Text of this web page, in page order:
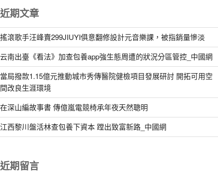
近期文章
搖滾歌手汪峰賣299JIUYI俱意翻修設計元音樂課，被指銷量慘淡
云南出臺《看法》加查包養app強生態周遭的狀況分區管控_中國網
當局撥款1.15億元推動城市秀傳醫院健檢項目發展研討 開拓可用空
間改良生涯環境
在深山編故事書 傳億嵐電競椅承年夜天然聰明
江西黎川盤活林查包養下資本 蹚出致富新路_中國網
近期留言